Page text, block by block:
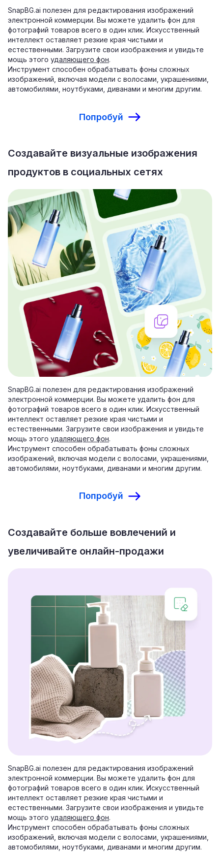
SnapBG.ai полезен для редактирования изображений
электронной коммерции. Вы можете удалить фон для
фотографий товаров всего в один клик. Искусственный
интеллект оставляет резкие края чистыми и
естественными. Загрузите свои изображения и увидьте
мощь этого удаляющего фон.
Инструмент способен обрабатывать фоны сложных
изображений, включая модели с волосами, украшениями,
автомобилями, ноутбуками, диванами и многим другим.
Попробуй
Создавайте визуальные изображения
продуктов в социальных сетях
SnapBG.ai полезен для редактирования изображений
электронной коммерции. Вы можете удалить фон для
фотографий товаров всего в один клик. Искусственный
интеллект оставляет резкие края чистыми и
естественными. Загрузите свои изображения и увидьте
мощь этого удаляющего фон.
Инструмент способен обрабатывать фоны сложных
изображений, включая модели с волосами, украшениями,
автомобилями, ноутбуками, диванами и многим другим.
Попробуй
Создавайте больше вовлечений и
увеличивайте онлайн-продажи
SnapBG.ai полезен для редактирования изображений
электронной коммерции. Вы можете удалить фон для
фотографий товаров всего в один клик. Искусственный
интеллект оставляет резкие края чистыми и
естественными. Загрузите свои изображения и увидьте
мощь этого удаляющего фон.
Инструмент способен обрабатывать фоны сложных
изображений, включая модели с волосами, украшениями,
автомобилями, ноутбуками, диванами и многим другим.